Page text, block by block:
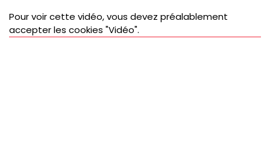
Pour voir cette vidéo, vous devez préalablement
accepter les cookies "Vidéo".